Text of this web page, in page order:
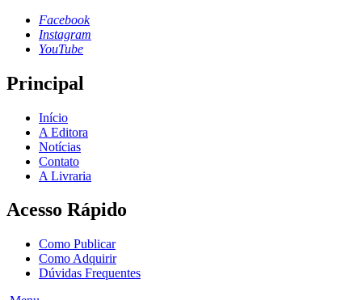
Facebook
Instagram
YouTube
Principal
Início
A Editora
Notícias
Contato
A Livraria
Acesso Rápido
Como Publicar
Como Adquirir
Dúvidas Frequentes